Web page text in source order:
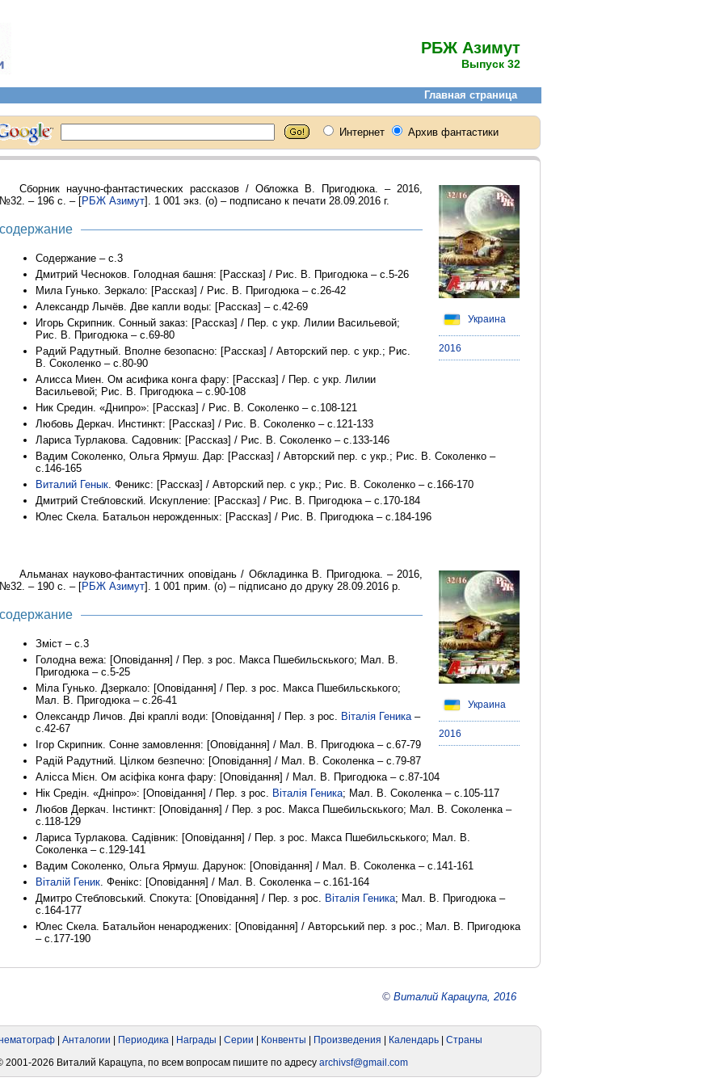
РБЖ Азимут
Выпуск 32
Украина
2016
Сборник научно-фантастических рассказов / Обложка В. Пригодюка. – 2016,
№32. – 196 с. – [РБЖ Азимут]. 1 001 экз. (о) – подписано к печати 28.09.2016 г.
содержание
Содержание – с.3
Дмитрий Чесноков. Голодная башня: [Рассказ] / Рис. В. Пригодюка – с.5-26
Мила Гунько. Зеркало: [Рассказ] / Рис. В. Пригодюка – с.26-42
Александр Лычёв. Две капли воды: [Рассказ] – с.42-69
Игорь Скрипник. Сонный заказ: [Рассказ] / Пер. с укр. Лилии Васильевой;
Рис. В. Пригодюка – с.69-80
Радий Радутный. Вполне безопасно: [Рассказ] / Авторский пер. с укр.; Рис.
В. Соколенко – с.80-90
Алисса Миен. Ом асифика конга фару: [Рассказ] / Пер. с укр. Лилии
Васильевой; Рис. В. Пригодюка – с.90-108
Ник Средин. «Днипро»: [Рассказ] / Рис. В. Соколенко – с.108-121
Любовь Деркач. Инстинкт: [Рассказ] / Рис. В. Соколенко – с.121-133
Лариса Турлакова. Садовник: [Рассказ] / Рис. В. Соколенко – с.133-146
Вадим Соколенко, Ольга Ярмуш. Дар: [Рассказ] / Авторский пер. с укр.; Рис. В. Соколенко –
с.146-165
Виталий Генык. Феникс: [Рассказ] / Авторский пер. с укр.; Рис. В. Соколенко – с.166-170
Дмитрий Стебловский. Искупление: [Рассказ] / Рис. В. Пригодюка – с.170-184
Юлес Скела. Батальон нерожденных: [Рассказ] / Рис. В. Пригодюка – с.184-196
Украина
2016
Альманах науково-фантастичних оповідань / Обкладинка В. Пригодюка. – 2016,
№32. – 190 с. – [РБЖ Азимут]. 1 001 прим. (о) – підписано до друку 28.09.2016 р.
содержание
Зміст – с.3
Голодна вежа: [Оповідання] / Пер. з рос. Макса Пшебильскького; Мал. В.
Пригодюка – с.5-25
Міла Гунько. Дзеркало: [Оповідання] / Пер. з рос. Макса Пшебильскького;
Мал. В. Пригодюка – с.26-41
Олександр Личов. Дві краплі води: [Оповідання] / Пер. з рос. Віталія Геника–
с.42-67
Ігор Скрипник. Сонне замовлення: [Оповідання] / Мал. В. Пригодюка – с.67-79
Радій Радутний. Цілком безпечно: [Оповідання] / Мал. В. Соколенка – с.79-87
Алісса Мієн. Ом асіфіка конга фару: [Оповідання] / Мал. В. Пригодюка – с.87-104
Нік Средін. «Дніпро»: [Оповідання] / Пер. з рос. Віталія Геника; Мал. В. Соколенка – с.105-117
Любов Деркач. Інстинкт: [Оповідання] / Пер. з рос. Макса Пшебильскького; Мал. В. Соколенка –
с.118-129
Лариса Турлакова. Садівник: [Оповідання] / Пер. з рос. Макса Пшебильскького; Мал. В.
Соколенка – с.129-141
Вадим Соколенко, Ольга Ярмуш. Дарунок: [Оповідання] / Мал. В. Соколенка – с.141-161
Віталій Геник. Фенікс: [Оповідання] / Мал. В. Соколенка – с.161-164
Дмитро Стебловський. Спокута: [Оповідання] / Пер. з рос. Віталія Геника; Мал. В. Пригодюка –
с.164-177
Юлес Скела. Батальйон ненароджених: [Оповідання] / Авторський пер. з рос.; Мал. В. Пригодюка
– с.177-190
© Виталий Карацупа, 2016